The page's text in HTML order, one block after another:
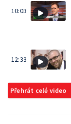
10:03
12:33
Přehrát celé video